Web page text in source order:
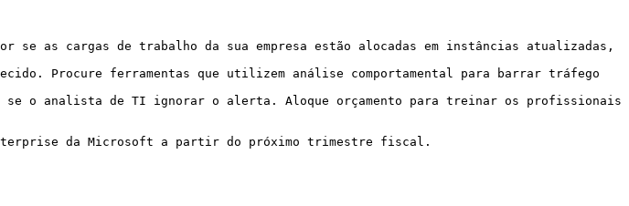
se as cargas de trabalho da sua empresa estão alocadas em instâncias atualizadas,
Procure ferramentas que utilizem análise comportamental para barrar tráfego
se o analista de TI ignorar o alerta. Aloque orçamento para treinar os profissionais
da Microsoft a partir do próximo trimestre fiscal.